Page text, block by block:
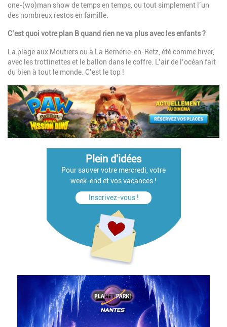
one-(wo)man show de temps en temps, ou tout simplement l’un
des nombreux restos en famille.
C’est quoi votre plan B quand rien ne va plus avec les enfants ?
La plage aux Moutiers ou à La Bernerie-en-Retz, été comme hiver,
avec les trottinettes et le ballon dans le coffre. L’air de l’océan fait
du bien à tout le monde. C’est le top !
Plein d'idées
Pour sauver votre mercredi, votre
week-end et vos vacances !
Inscrivez-vous !